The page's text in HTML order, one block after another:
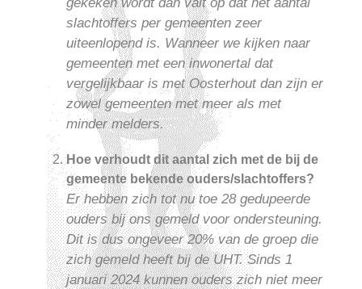
slachtoffers per gemeenten zeer
uiteenlopend is. Wanneer we kijken naar
gemeenten met een inwonertal dat
vergelijkbaar is met Oosterhout dan zijn er
zowel gemeenten met meer als met
minder melders.
Hoe verhoudt dit aantal zich met de bij de
gemeente bekende ouders/slachtoffers?
Er hebben zich tot nu toe 28 gedupeerde
ouders bij ons gemeld voor ondersteuning.
Dit is dus ongeveer 20% van de groep die
zich gemeld heeft bij de UHT. Sinds 1
januari 2024 kunnen ouders zich niet meer